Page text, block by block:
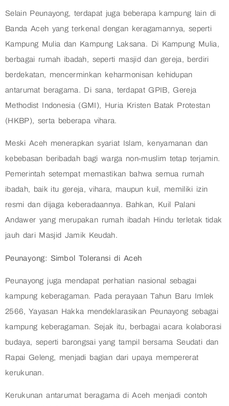
Selain Peunayong, terdapat juga beberapa kampung lain di
Banda Aceh yang terkenal dengan keragamannya, seperti
Kampung Mulia dan Kampung Laksana. Di Kampung Mulia,
berbagai rumah ibadah, seperti masjid dan gereja, berdiri
berdekatan, mencerminkan keharmonisan kehidupan
antarumat beragama. Di sana, terdapat GPIB, Gereja
Methodist Indonesia (GMI), Huria Kristen Batak Protestan
(HKBP), serta beberapa vihara.
Meski Aceh menerapkan syariat Islam, kenyamanan dan
kebebasan beribadah bagi warga non-muslim tetap terjamin.
Pemerintah setempat memastikan bahwa semua rumah
ibadah, baik itu gereja, vihara, maupun kuil, memiliki izin
resmi dan dijaga keberadaannya. Bahkan, Kuil Palani
Andawer yang merupakan rumah ibadah Hindu terletak tidak
jauh dari Masjid Jamik Keudah.
Peunayong: Simbol Toleransi di Aceh
Peunayong juga mendapat perhatian nasional sebagai
kampung keberagaman. Pada perayaan Tahun Baru Imlek
2566, Yayasan Hakka mendeklarasikan Peunayong sebagai
kampung keberagaman. Sejak itu, berbagai acara kolaborasi
budaya, seperti barongsai yang tampil bersama Seudati dan
Rapai Geleng, menjadi bagian dari upaya mempererat
kerukunan.
Kerukunan antarumat beragama di Aceh menjadi contoh